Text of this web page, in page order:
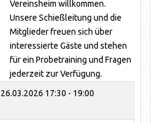
Vereinsheim willkommen.
Unsere Schießleitung und die
Mitglieder freuen sich über
interessierte Gäste und stehen
für ein Probetraining und Fragen
jederzeit zur Verfügung.
26.03.2026 17:30 - 19:00